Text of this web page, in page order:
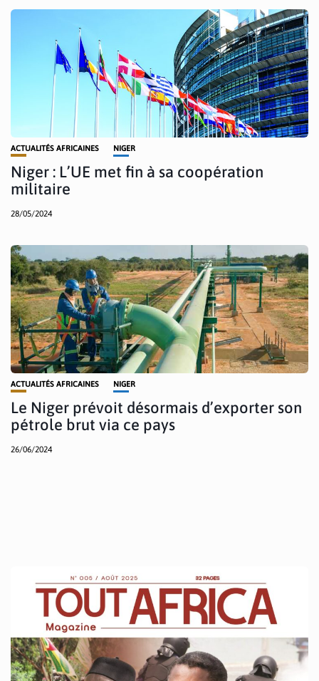
ACTUALITÉS AFRICAINES NIGER
Niger : L’UE met fin à sa coopération
militaire
28/05/2024
ACTUALITÉS AFRICAINES NIGER
Le Niger prévoit désormais d’exporter son
pétrole brut via ce pays
26/06/2024